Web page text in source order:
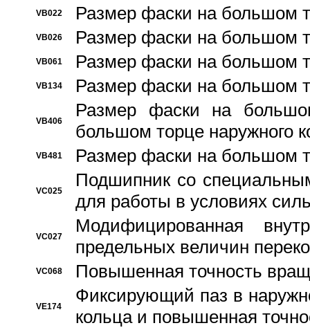
VB022 Размер фаски на большом
VB026 Размер фаски на большом
VB061 Размер фаски на большом
VB134 Размер фаски на большом
VB406
Размер фаски на
большом торце наружного
VB481 Размер фаски на большом
VC025
Подшипник со
для работы в условиях
VC027
Модифицированная
предельных величин
VC068 Повышенная точность
VE174
Фиксирующий паз в
кольца и повышенная